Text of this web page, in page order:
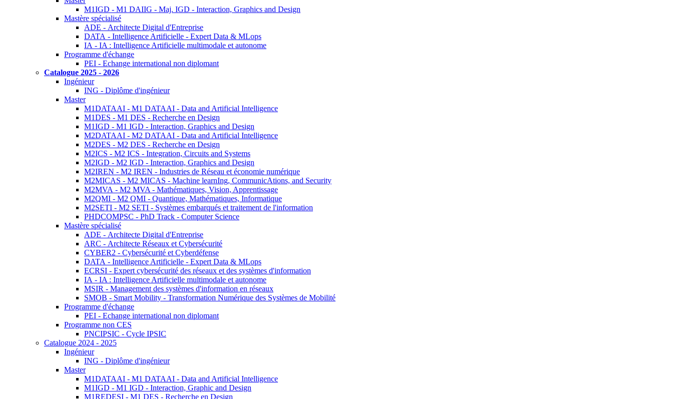
M1IGD - M1 DAIIG - Maj. IGD - Interaction, Graphics and Design
Mastère spécialisé
ADE - Architecte Digital d'Entreprise
DATA - Intelligence Artificielle - Expert Data & MLops
IA - IA : Intelligence Artificielle multimodale et autonome
Programme d'échange
PEI - Echange international non diplomant
Catalogue 2025 - 2026
Ingénieur
ING - Diplôme d'ingénieur
Master
M1DATAAI - M1 DATAAI - Data and Artificial Intelligence
M1DES - M1 DES - Recherche en Design
M1IGD - M1 IGD - Interaction, Graphics and Design
M2DATAAI - M2 DATAAI - Data and Artificial Intelligence
M2DES - M2 DES - Recherche en Design
M2ICS - M2 ICS - Integration, Circuits and Systems
M2IGD - M2 IGD - Interaction, Graphics and Design
M2IREN - M2 IREN - Industries de Réseau et économie numérique
M2MICAS - M2 MICAS - Machine learnIng, CommunicAtions, and Security
M2MVA - M2 MVA - Mathématiques, Vision, Apprentissage
M2QMI - M2 QMI - Quantique, Mathématiques, Informatique
M2SETI - M2 SETI - Systèmes embarqués et traitement de l'information
PHDCOMPSC - PhD Track - Computer Science
Mastère spécialisé
ADE - Architecte Digital d'Entreprise
ARC - Architecte Réseaux et Cybersécurité
CYBER2 - Cybersécurité et Cyberdéfense
DATA - Intelligence Artificielle - Expert Data & MLops
ECRSI - Expert cybersécurité des réseaux et des systèmes d'information
IA - IA : Intelligence Artificielle multimodale et autonome
MSIR - Management des systèmes d'information en réseaux
SMOB - Smart Mobility - Transformation Numérique des Systèmes de Mobilité
Programme d'échange
PEI - Echange international non diplomant
Programme non CES
PNCIPSIC - Cycle IPSIC
Catalogue 2024 - 2025
Ingénieur
ING - Diplôme d'ingénieur
Master
M1DATAAI - M1 DATAAI - Data and Artificial Intelligence
M1IGD - M1 IGD - Interaction, Graphic and Design
M1REDESI - M1 DES - Recherche en Design